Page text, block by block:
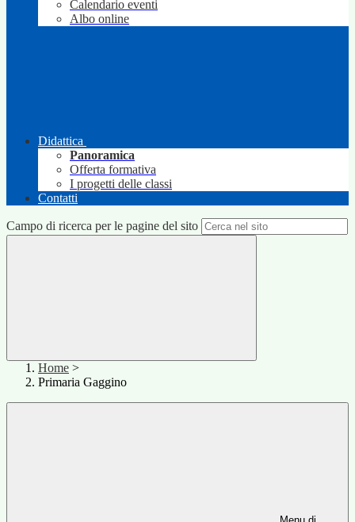
Calendario eventi
Albo online
Didattica
Panoramica
Offerta formativa
I progetti delle classi
Contatti
Campo di ricerca per le pagine del sito
Home >
Primaria Gaggino